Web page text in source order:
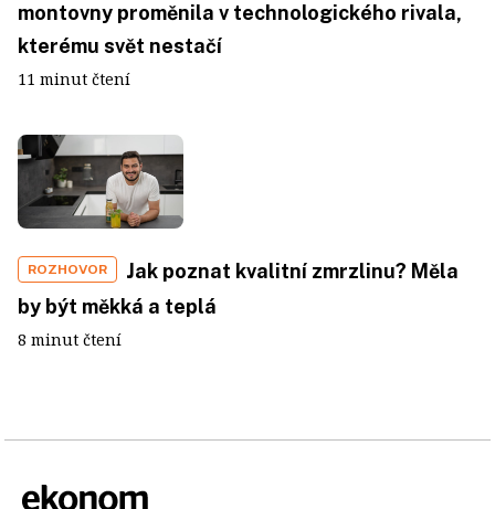
montovny proměnila v technologického rivala,
kterému svět nestačí
11 minut čtení
ROZHOVOR
Jak poznat kvalitní zmrzlinu? Měla
by být měkká a teplá
8 minut čtení